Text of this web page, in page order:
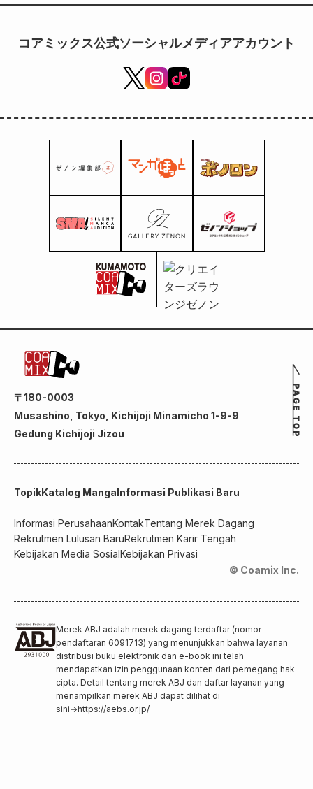
コアミックス公式ソーシャルメディアアカウント
〒180-0003
Musashino, Tokyo, Kichijoji Minamicho 1-9-9
Gedung Kichijoji Jizou
TopikKatalog MangaInformasi Publikasi Baru
Informasi PerusahaanKontakTentang Merek Dagang
Rekrutmen Lulusan BaruRekrutmen Karir Tengah
Kebijakan Media SosialKebijakan Privasi
© Coamix Inc.
Merek ABJ adalah merek dagang terdaftar (nomor
pendaftaran 6091713) yang menunjukkan bahwa layanan
distribusi buku elektronik dan e-book ini telah
mendapatkan izin penggunaan konten dari pemegang hak
cipta. Detail tentang merek ABJ dan daftar layanan yang
menampilkan merek ABJ dapat dilihat di
sini→https://aebs.or.jp/